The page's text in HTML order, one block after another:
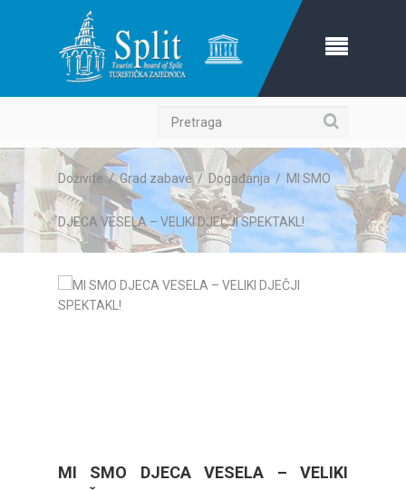
Pretraga
Doživite/Grad zabave/Događanja/ MI SMO
DJECA VESELA – VELIKI DJEČJI SPEKTAKL!
MI SMO DJECA VESELA – VELIKI